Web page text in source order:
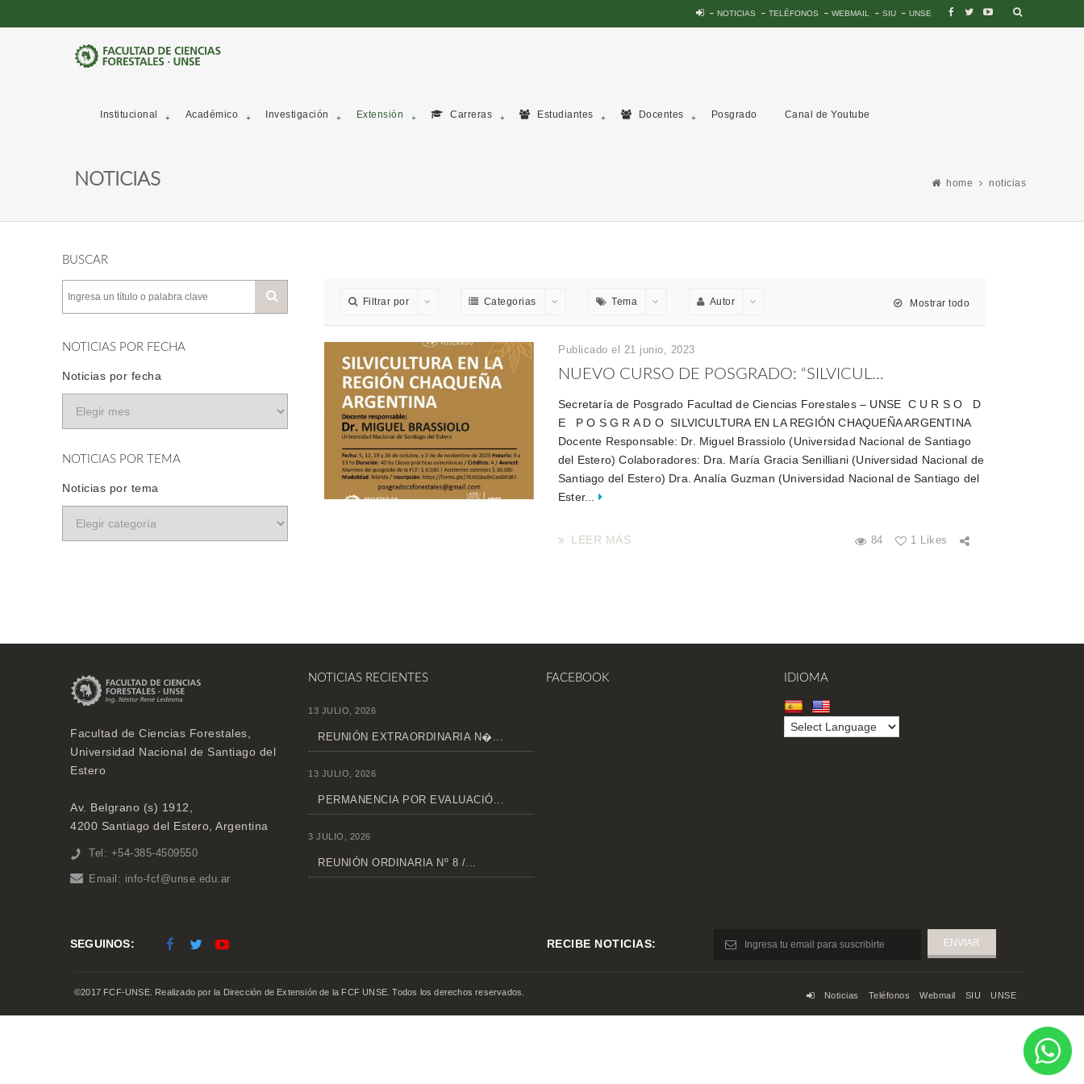
NOTICIAS TELÉFONOS WEBMAIL SIU UNSE
Institucional Académico Investigación Extensión Carreras Estudiantes Docentes Posgrado Canal de Youtube
NOTICIAS home noticias
BUSCAR
NOTICIAS POR FECHA
Noticias por fecha
NOTICIAS POR TEMA
Noticias por tema
Filtrar por Categorias Tema Autor Mostrar todo
Publicado el 21 junio, 2023
NUEVO CURSO DE POSGRADO: “SILVICUL...
Secretaría de Posgrado Facultad de Ciencias Forestales – UNSE C U R S O D
E P O S G R A D O SILVICULTURA EN LA REGIÓN CHAQUEÑA ARGENTINA
Docente Responsable: Dr. Miguel Brassiolo (Universidad Nacional de Santiago
del Estero) Colaboradores: Dra. María Gracia Senilliani (Universidad Nacional de
Santiago del Estero) Dra. Analía Guzman (Universidad Nacional de Santiago del
Ester...
84 1 Likes
LEER MÁS
Facultad de Ciencias Forestales,
Universidad Nacional de Santiago del
Estero
Av. Belgrano (s) 1912,
4200 Santiago del Estero, Argentina
Tel: +54-385-4509550
Email: info-fcf@unse.edu.ar
NOTICIAS RECIENTES
13 JULIO, 2026
REUNIÓN EXTRAORDINARIA N�...
13 JULIO, 2026
PERMANENCIA POR EVALUACIÓ...
3 JULIO, 2026
REUNIÓN ORDINARIA Nº 8 /...
FACEBOOK IDIOMA
SEGUINOS: RECIBE NOTICIAS:
©2017 FCF-UNSE. Realizado por la Dirección de Extensión de la FCF UNSE. Todos los derechos reservados. Noticias Teléfonos Webmail SIU UNSE